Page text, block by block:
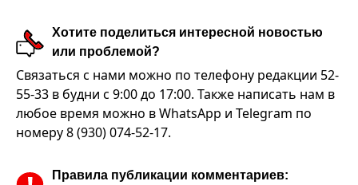
Хотите поделиться интересной новостью
или проблемой?
Связаться с нами можно по телефону редакции 52-
55-33 в будни с 9:00 до 17:00. Также написать нам в
любое время можно в WhatsApp и Telegram по
номеру 8 (930) 074-52-17.
Правила публикации комментариев: